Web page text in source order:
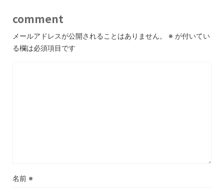
comment
メールアドレスが公開されることはありません。 ※ が付いてい
る欄は必須項目です
名前 ※